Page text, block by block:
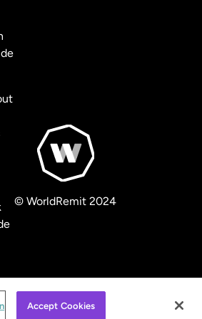
© WorldRemit 2024
Accept Cookies